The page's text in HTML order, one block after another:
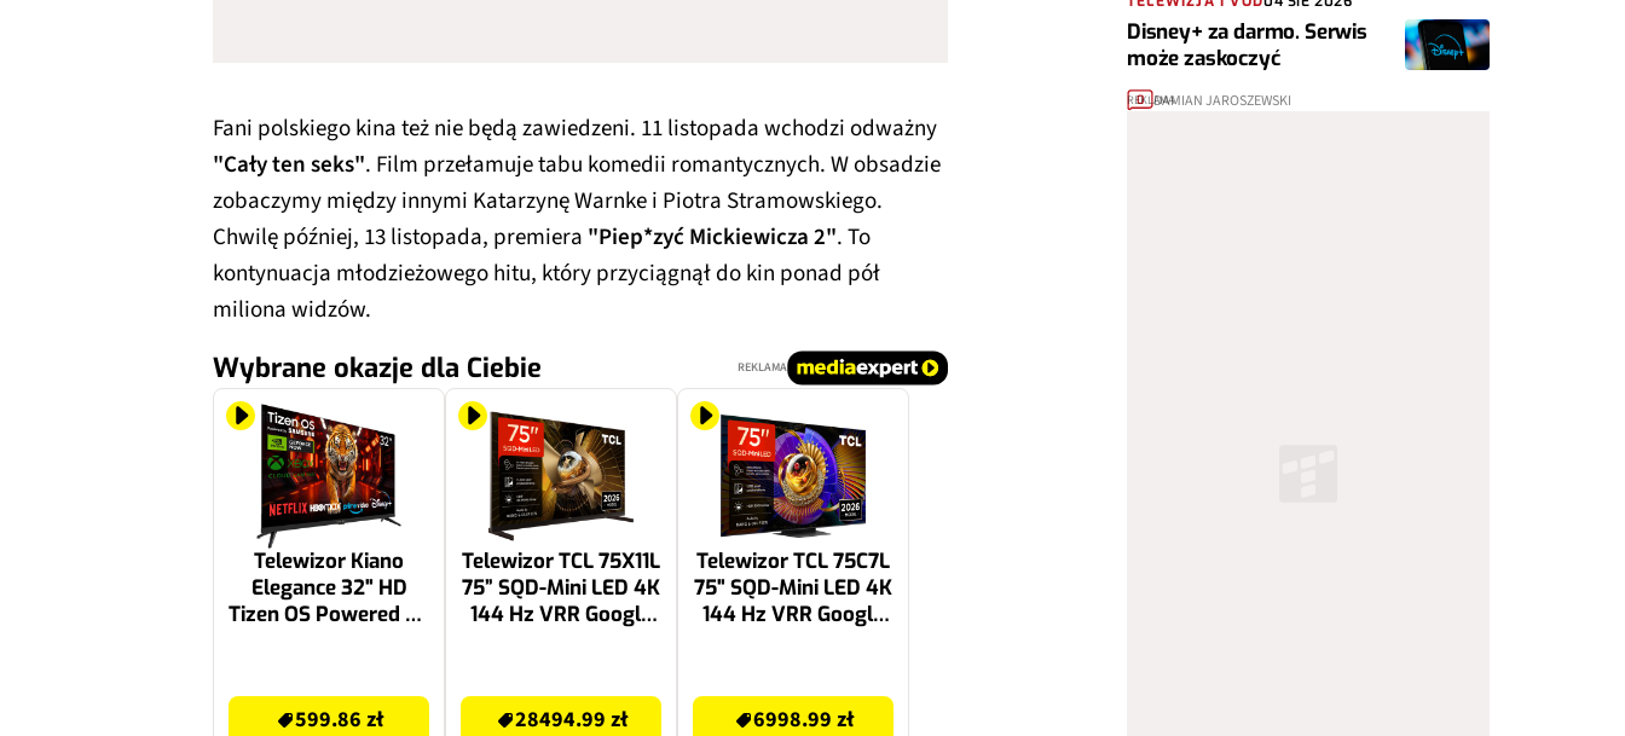
Fani polskiego kina też nie będą zawiedzeni. 11 listopada wchodzi odważny
"Cały ten seks". Film przełamuje tabu komedii romantycznych. W obsadzie
zobaczymy między innymi Katarzynę Warnke i Piotra Stramowskiego.
Chwilę później, 13 listopada, premiera "Piep*zyć Mickiewicza 2". To
kontynuacja młodzieżowego hitu, który przyciągnął do kin ponad pół
miliona widzów.
Wybrane okazje dla Ciebie REKLAMA
Telewizor Kiano
Elegance 32" HD
Tizen OS Powered by
599.86 zł
Telewizor TCL 75X11L
75” SQD-Mini LED 4K
144 Hz VRR Google
2.1
28494.99 zł
Telewizor TCL 75C7L
75" SQD-Mini LED 4K
144 Hz VRR Google
2.1
6998.99 zł
Disney+ za darmo. Serwis
może zaskoczyć
0 DAMIAN JAROSZEWSKI